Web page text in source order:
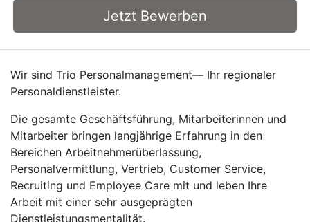
Jetzt Bewerben
Wir sind Trio Personalmanagement— Ihr regionaler
Personaldienstleister.
Die gesamte Geschäftsführung, Mitarbeiterinnen und
Mitarbeiter bringen langjährige Erfahrung in den
Bereichen Arbeitnehmerüberlassung,
Personalvermittlung, Vertrieb, Customer Service,
Recruiting und Employee Care mit und leben Ihre
Arbeit mit einer sehr ausgeprägten
Dienstleistungsmentalität.